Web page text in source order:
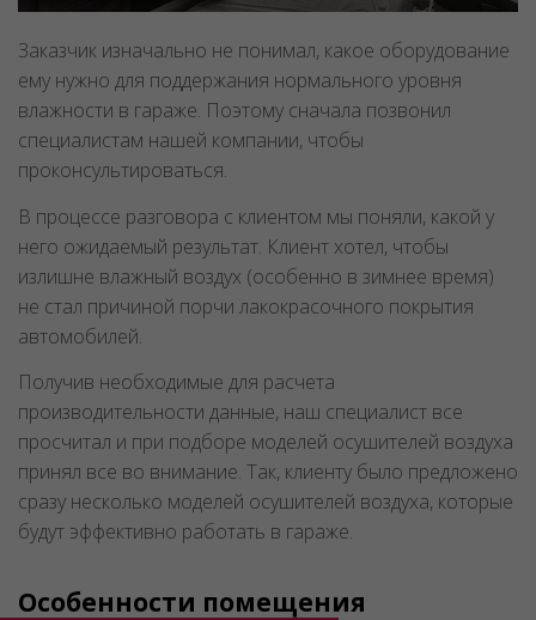
Заказчик изначально не понимал, какое оборудование
ему нужно для поддержания нормального уровня
влажности в гараже. Поэтому сначала позвонил
специалистам нашей компании, чтобы
проконсультироваться.
В процессе разговора с клиентом мы поняли, какой у
него ожидаемый результат. Клиент хотел, чтобы
излишне влажный воздух (особенно в зимнее время)
не стал причиной порчи лакокрасочного покрытия
автомобилей.
Получив необходимые для расчета
производительности данные, наш специалист все
просчитал и при подборе моделей осушителей воздуха
принял все во внимание. Так, клиенту было предложено
сразу несколько моделей осушителей воздуха, которые
будут эффективно работать в гараже.
Особенности помещения